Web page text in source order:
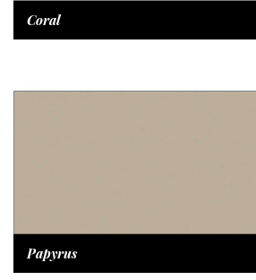
Coral
Papyrus